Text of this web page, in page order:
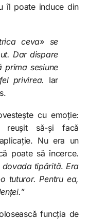
îl poate induce din
ceva» se
Dar dispare
prima sesiune
privirea. Iar
cu emoție:
reușit să-și facă
Nu era un
poate să încerce.
dovada tipărită. Era
tuturor. Pentru ea,
funcția de